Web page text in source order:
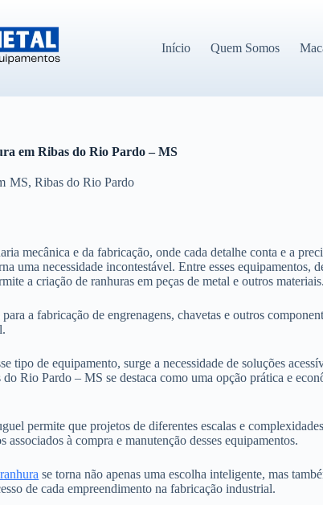
Início Quem Somos
em Ribas do Rio Pardo – MS
MS,Ribas do Rio Pardo
mecânica e da fabricação, onde cada detalhe conta e a
uma necessidade incontestável. Entre esses equipamentos,
a criação de ranhuras em peças de metal e outros materiais.
a fabricação de engrenagens, chavetas e outros
tipo de equipamento, surge a necessidade de soluções
Rio Pardo – MS se destaca como uma opção prática e
permite que projetos de diferentes escalas e
associados à compra e manutenção desses equipamentos.
se torna não apenas uma escolha inteligente, mas
de cada empreendimento na fabricação industrial.